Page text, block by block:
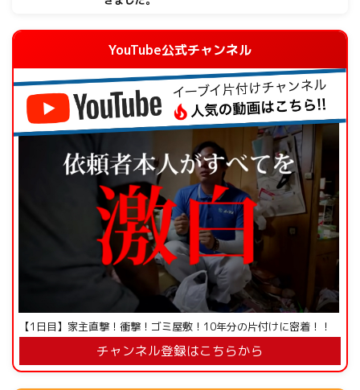
YouTube公式チャンネル
【1日目】家主直撃！衝撃！ゴミ屋敷！10年分の片付けに密着！！
チャンネル登録はこちらから